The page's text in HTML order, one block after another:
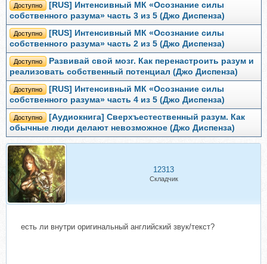
Доступно
[RUS] Интенсивный МК «Осознание силы
собственного разума» часть 3 из 5 (Джо Диспенза)
Доступно
[RUS] Интенсивный МК «Осознание силы
собственного разума» часть 2 из 5 (Джо Диспенза)
Доступно
Развивай свой мозг. Как перенастроить разум и
реализовать собственный потенциал (Джо Диспенза)
Доступно
[RUS] Интенсивный МК «Осознание силы
собственного разума» часть 4 из 5 (Джо Диспенза)
Доступно
[Аудиокнига] Сверхъестественный разум. Как
обычные люди делают невозможное (Джо Диспенза)
12313
Складчик
есть ли внутри оригинальный английский звук/текст?